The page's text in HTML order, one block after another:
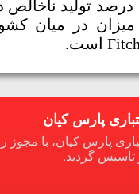
۲۰۲۵ معادل ۶۰۱ درصد تولید
میزان در میان
پارس کیان
پارس کیان، با
تاسیس گردید.